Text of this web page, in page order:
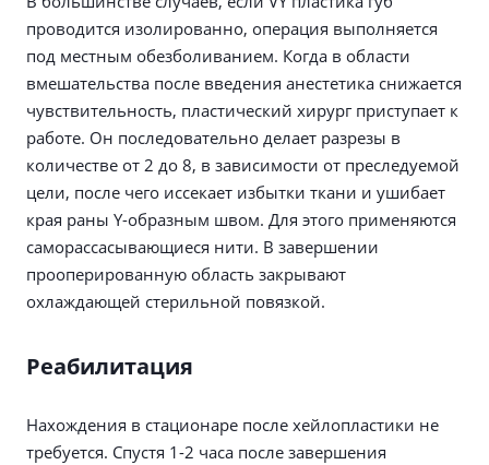
проводится изолированно, операция выполняется
под местным обезболиванием. Когда в области
вмешательства после введения анестетика снижается
чувствительность, пластический хирург приступает к
работе. Он последовательно делает разрезы в
количестве от 2 до 8, в зависимости от преследуемой
цели, после чего иссекает избытки ткани и ушибает
края раны Y-образным швом. Для этого применяются
саморассасывающиеся нити. В завершении
прооперированную область закрывают
охлаждающей стерильной повязкой.
Реабилитация
Нахождения в стационаре после хейлопластики не
требуется. Спустя 1-2 часа после завершения